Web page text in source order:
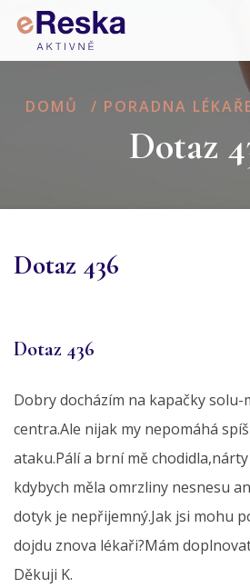
DOMŮ / PORADNA
Dotaz
Dotaz 436
Dotaz 436
Dobry docházím na kapačky solu-
centra.Ale nijak my nepomáhá
ataku.Pálí a brní mě
kdybych měla omrzliny nesnesu
dotyk je nepřijemný.Jak jsi mohu
dojdu znova lékaři?Mám
Děkuji K.